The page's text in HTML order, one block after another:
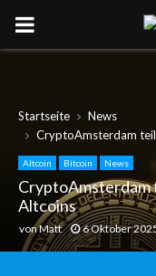
PRIMARY
Startseite
News
CryptoAmsterdam
Altcoin Bitcoin News
Altcoins
vonMatt 6 Oktober